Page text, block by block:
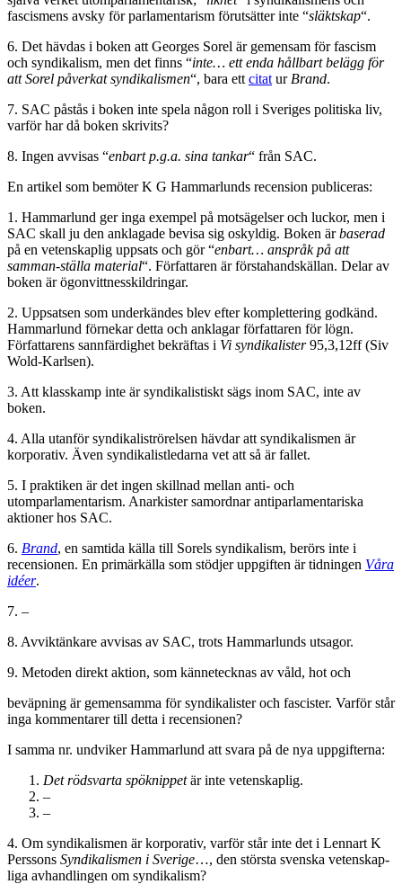
fascismens avsky för parlamentarism förutsätter inte “släktskap“.
6. Det hävdas i boken att Georges Sorel är gemensam för fascism
och syndikalism, men det finns “inte… ett enda hållbart belägg för
att Sorel påverkat syndikalismen“, bara ett citat ur Brand.
7. SAC påstås i boken inte spela någon roll i Sveriges politiska liv,
varför har då boken skrivits?
8. Ingen avvisas “enbart p.g.a. sina tankar“ från SAC.
En artikel som bemöter K G Hammarlunds recension publiceras:
1. Hammarlund ger inga exempel på motsägelser och luckor, men i
SAC skall ju den anklagade bevisa sig oskyldig. Boken ärbaserad
på en vetenskaplig uppsats och gör “enbart… anspråk på att
samman-ställa material“. Författaren är förstahandskällan. Delar av
boken är ögonvittnesskildringar.
2. Uppsatsen som underkändes blev efter komplettering godkänd.
Hammarlund förnekar detta och anklagar författaren för lögn.
Författarens sannfärdighet bekräftas i Vi syndikalister95,3,12ff (Siv
Wold-Karlsen).
3. Att klasskamp inte är syndikalistiskt sägs inom SAC, inte av
boken.
4. Alla utanför syndikaliströrelsen hävdar att syndikalismen är
korporativ. Även syndikalistledarna vet att så är fallet.
5. I praktiken är det ingen skillnad mellan anti- och
utomparlamentarism. Anarkister samordnar antiparlamentariska
aktioner hos SAC.
6. Brand, en samtida källa till Sorels syndikalism, berörs inte i
recensionen. En primärkälla som stödjer uppgiften är tidningen Våra
idéer.
7. –
8. Avviktänkare avvisas av SAC, trots Hammarlunds utsagor.
9. Metoden direkt aktion, som kännetecknas av våld, hot och
beväpning är gemensamma för syndikalister och fascister. Varför står
inga kommentarer till detta i recensionen?
I samma nr. undviker Hammarlund att svara på de nya uppgifterna:
Det rödsvarta spöknippetär inte vetenskaplig.
–
–
4. Om syndikalismen är korporativ, varför står inte det i Lennart K
Perssons Syndikalismen i Sverige…, den största svenska vetenskap-
liga avhandlingen om syndikalism?